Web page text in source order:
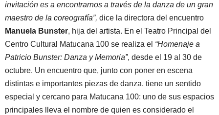
invitación es a encontrarnos a través de la danza de un gran
maestro de la coreografía”, dice la directora del encuentro
Manuela Bunster, hija del artista. En el Teatro Principal del
Centro Cultural Matucana 100 se realiza el “Homenaje a
Patricio Bunster: Danza y Memoria”, desde el 19 al 30 de
octubre. Un encuentro que, junto con poner en escena
distintas e importantes piezas de danza, tiene un sentido
especial y cercano para Matucana 100: uno de sus espacios
principales lleva el nombre de quien es considerado el